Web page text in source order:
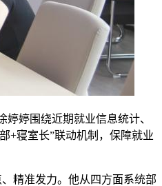
婷围绕近期就业信息统计、
+寝室长”联动机制，保障就业
精准发力。他从四方面系统部